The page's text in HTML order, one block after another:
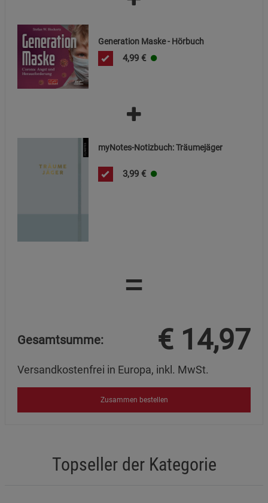
Generation Maske - Hörbuch
4,99 €
myNotes-Notizbuch: Träumejäger
3,99 €
=
Gesamtsumme: € 14,97
Versandkostenfrei in Europa, inkl. MwSt.
Zusammen bestellen
Topseller der Kategorie